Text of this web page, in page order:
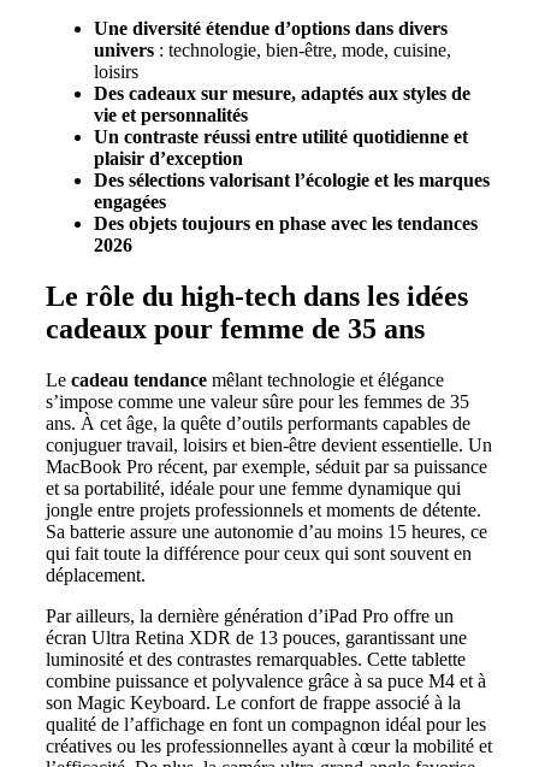
Une diversité étendue d’options dans divers
univers : technologie, bien-être, mode, cuisine,
loisirs
Des cadeaux sur mesure, adaptés aux styles de
vie et personnalités
Un contraste réussi entre utilité quotidienne et
plaisir d’exception
Des sélections valorisant l’écologie et les marques
engagées
Des objets toujours en phase avec les tendances
2026
Le rôle du high-tech dans les idées
cadeaux pour femme de 35 ans
Le cadeau tendance mêlant technologie et élégance
s’impose comme une valeur sûre pour les femmes de 35
ans. À cet âge, la quête d’outils performants capables de
conjuguer travail, loisirs et bien-être devient essentielle. Un
MacBook Pro récent, par exemple, séduit par sa puissance
et sa portabilité, idéale pour une femme dynamique qui
jongle entre projets professionnels et moments de détente.
Sa batterie assure une autonomie d’au moins 15 heures, ce
qui fait toute la différence pour ceux qui sont souvent en
déplacement.
Par ailleurs, la dernière génération d’iPad Pro offre un
écran Ultra Retina XDR de 13 pouces, garantissant une
luminosité et des contrastes remarquables. Cette tablette
combine puissance et polyvalence grâce à sa puce M4 et à
son Magic Keyboard. Le confort de frappe associé à la
qualité de l’affichage en font un compagnon idéal pour les
créatives ou les professionnelles ayant à cœur la mobilité et